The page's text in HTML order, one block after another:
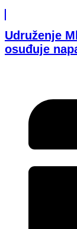
Udruženje
osuđuje